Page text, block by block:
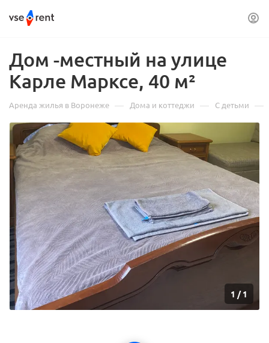
Дом -местный на улице
Карле Марксе, 40 м²
Аренда жилья в Воронеже — Дома и коттеджи — С детьми —
1 /1